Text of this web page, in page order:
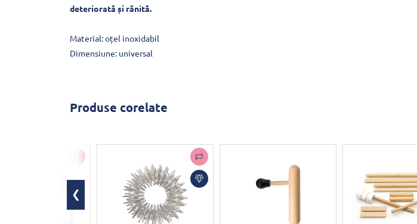
deteriorată și rănită.
Material: oțel inoxidabil
Dimensiune: universal
Produse corelate